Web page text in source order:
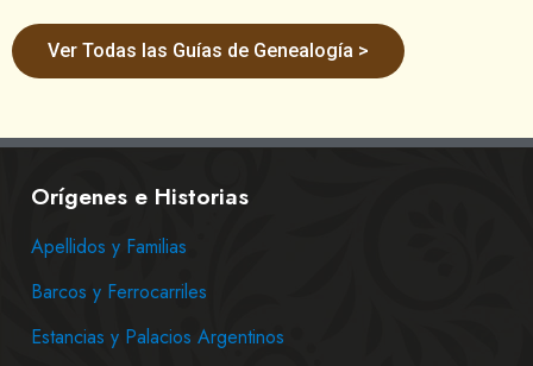
Ver Todas las Guías de Genealogía >
Orígenes e Historias
Apellidos y Familias
Barcos y Ferrocarriles
Estancias y Palacios Argentinos